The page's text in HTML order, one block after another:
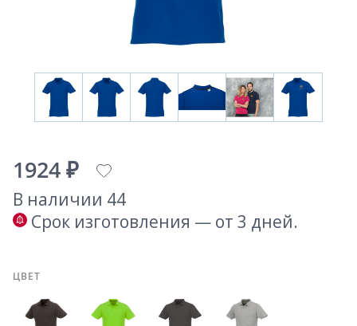
1924 ₽
В наличии 44
Срок изготовления — от 3 дней.
ЦВЕТ